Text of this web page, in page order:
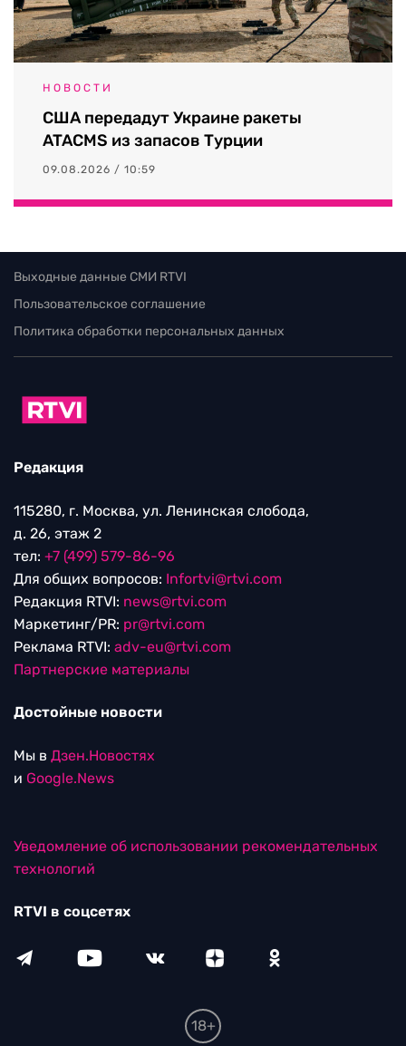
НОВОСТИ
США передадут Украине ракеты
ATACMS из запасов Турции
09.08.2026 / 10:59
Выходные данные СМИ RTVI
Пользовательское соглашение
Политика обработки персональных данных
Редакция
115280, г. Москва, ул. Ленинская слобода,
д. 26, этаж 2
тел: +7 (499) 579-86-96
Для общих вопросов: Infortvi@rtvi.com
Редакция RTVI: news@rtvi.com
Маркетинг/PR: pr@rtvi.com
Реклама RTVI: adv-eu@rtvi.com
Партнерские материалы
Достойные новости
Мы в Дзен.Новостях
и Google.News
Уведомление об использовании рекомендательных
технологий
RTVI в соцсетях
18+